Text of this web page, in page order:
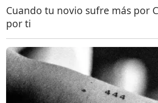
Cuando tu novio sufre más por
por ti